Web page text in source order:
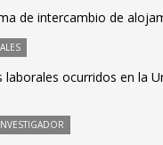
de intercambio de
ocurridos en la